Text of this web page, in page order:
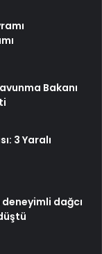
Bakanı
3 Yaralı
dağcı